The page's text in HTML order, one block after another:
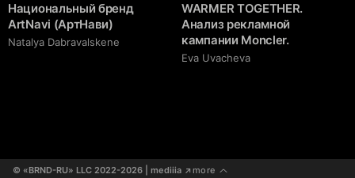
Национальный бренд
ArtNavi (АртНави)
Natalya Dabravalskene
WARMER TOGETHER.
Анализ рекламной
кампании Moncler.
Eva Uvacheva
© «BRND-RU» LLC 2022-2026 | mediiia ↗more